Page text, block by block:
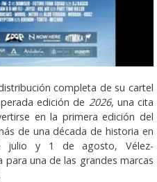
completa de su cartel
edición de 2026, una cita
en la primera edición del
de una década de historia en
julio y 1 de agosto, Vélez-
para una de las grandes marcas